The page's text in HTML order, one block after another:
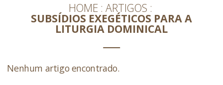
HOME ARTIGOS
SUBSÍDIOS EXEGÉTICOS PARA A
LITURGIA DOMINICAL
Nenhum artigo encontrado.